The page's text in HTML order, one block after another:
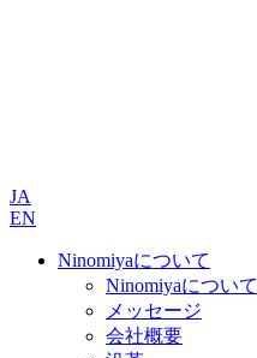
JA
EN
Ninomiyaについて
Ninomiyaについて
メッセージ
会社概要